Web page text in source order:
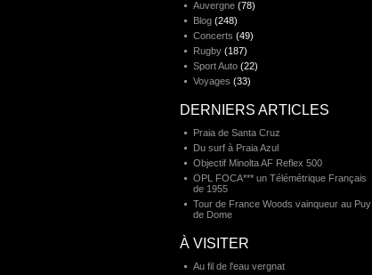
Auvergne (78)
Blog (248)
Concerts (49)
Rugby (187)
Sport Auto (22)
Voyages (33)
DERNIERS ARTICLES
Praia de Santa Cruz
Du surf à Praia Azul
Objectif Minolta AF Reflex 500
OPL FOCA*** un Télémétrique Français
de 1955
Tour de France Woods vainqueur au Puy
de Dome
À VISITER
Au fil de l'eau vergnat